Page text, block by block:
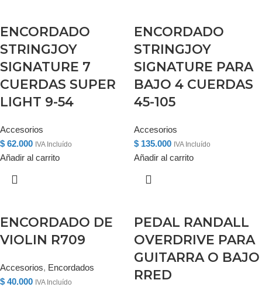
ENCORDADO
STRINGJOY
SIGNATURE 7
CUERDAS SUPER
LIGHT 9-54
Accesorios
$ 62.000 IVA Incluído
Añadir al carrito
ENCORDADO
STRINGJOY
SIGNATURE PARA
BAJO 4 CUERDAS
45-105
Accesorios
$ 135.000 IVA Incluído
Añadir al carrito
ENCORDADO DE
VIOLIN R709
Accesorios, Encordados
$ 40.000 IVA Incluído
PEDAL RANDALL
OVERDRIVE PARA
GUITARRA O BAJO
RRED